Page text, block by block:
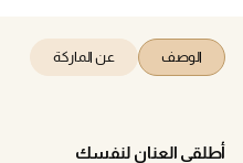
الوصف عن الماركة
أطلقي العنان لنفسك